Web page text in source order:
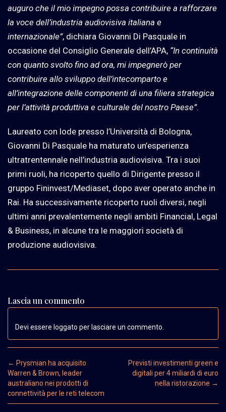
auguro che il mio impegno possa contribuire a rafforzare
la voce dell’industria audiovisiva italiana e
internazionale”, dichiara Giovanni Di Pasquale in
occasione del Consiglio Generale dell’APA, “In continuità
con quanto svolto fino ad ora, mi impegnerò per
contribuire allo sviluppo dell’intecomparto e
all’integrazione delle componenti di una filiera strategica
per l’attività produttiva e culturale del nostro Paese”.
Laureato con lode presso l’Università di Bologna,
Giovanni Di Pasquale ha maturato un’esperienza
ultratrentennale nell’industria audiovisiva. Tra i suoi
primi ruoli, ha ricoperto quello di Dirigente presso il
gruppo Fininvest/Mediaset, dopo aver operato anche in
Rai. Ha successivamente ricoperto ruoli diversi, negli
ultimi anni prevalentemente negli ambiti Financial, Legal
& Business, in alcune tra le maggiori società di
produzione audiovisiva.
Lascia un commento
Devi essere loggato per lasciare un commento.
Post navigation
← Prysmian ha acquisito
Warren & Brown, leader
australiano nei prodotti di
connettività per le reti telecom
Previsti investimenti green e
digitali per 4 miliardi di euro
nella ristorazione →